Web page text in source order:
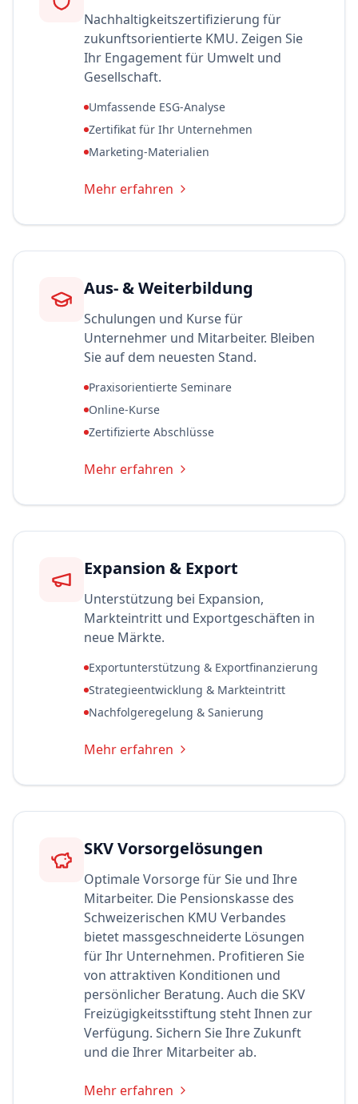
Nachhaltigkeitszertifizierung für
zukunftsorientierte KMU. Zeigen Sie
Ihr Engagement für Umwelt und
Gesellschaft.
Umfassende ESG-Analyse
Zertifikat für Ihr Unternehmen
Marketing-Materialien
Mehr erfahren
Aus- & Weiterbildung
Schulungen und Kurse für
Unternehmer und Mitarbeiter. Bleiben
Sie auf dem neuesten Stand.
Praxisorientierte Seminare
Online-Kurse
Zertifizierte Abschlüsse
Mehr erfahren
Expansion & Export
Unterstützung bei Expansion,
Markteintritt und Exportgeschäften in
neue Märkte.
Exportunterstützung & Exportfinanzierung
Strategieentwicklung & Markteintritt
Nachfolgeregelung & Sanierung
Mehr erfahren
SKV Vorsorgelösungen
Optimale Vorsorge für Sie und Ihre
Mitarbeiter. Die Pensionskasse des
Schweizerischen KMU Verbandes
bietet massgeschneiderte Lösungen
für Ihr Unternehmen. Profitieren Sie
von attraktiven Konditionen und
persönlicher Beratung. Auch die SKV
Freizügigkeitsstiftung steht Ihnen zur
Verfügung. Sichern Sie Ihre Zukunft
und die Ihrer Mitarbeiter ab.
Mehr erfahren